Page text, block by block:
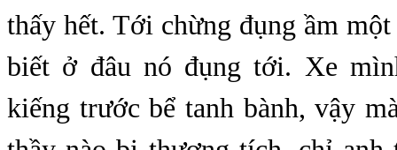
thấy hết. Tới chừng đụng ầm
biết ở đâu nó đụng tới. Xe
kiếng trước bể tanh bành, vậy